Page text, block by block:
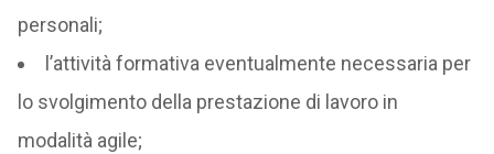
personali;
l’attività formativa eventualmente necessaria per
lo svolgimento della prestazione di lavoro in
modalità agile;